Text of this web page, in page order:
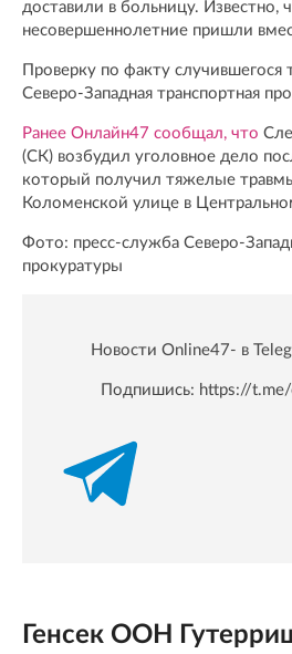
доставили в больницу. Известно,
несовершеннолетние пришли
Проверку по факту случившегося
Северо-Западная транспортная
Ранее Онлайн47 сообщал, что
(СК) возбудил уголовное дело
который получил тяжелые
Коломенской улице в
Фото: пресс-служба Северо-
прокуратуры
Новости Online47- в
Подпишись: https://
Генсек ООН